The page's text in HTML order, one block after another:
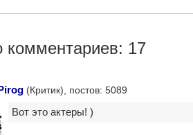
комментариев: 17
(Критик), постов: 5089
Вот это актеры! )